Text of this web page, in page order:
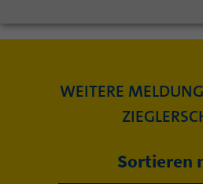
WEITERE
Sortieren